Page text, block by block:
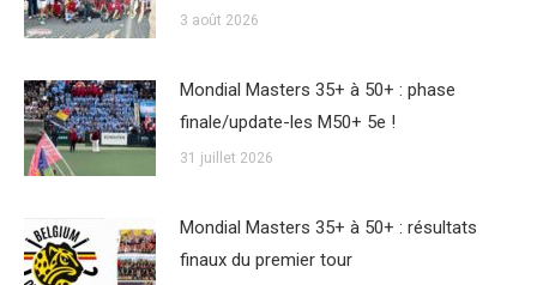
3 août 2026
Mondial Masters 35+ à 50+ : phase
finale/update-les M50+ 5e !
31 juillet 2026
Mondial Masters 35+ à 50+ : résultats
finaux du premier tour